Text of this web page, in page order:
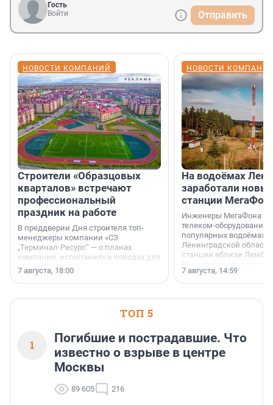
Гость
Войти
Отправить
НОВОСТИ КОМПАНИЙ
Строители «Образцовых
кварталов» встречают
профессиональный
праздник на работе
В преддверии Дня строителя топ-
менеджеры компании «СЗ
„Терминал-Ресурс“ — о планах
компании, испытаниях и поводах для
осторожного оптимизма.
7 августа, 18:00
НОВОСТИ
На водоёмах
заработали
станции
Инженеры МегаФона
телеком-оборудование
популярных водоёмах
Ленинградской
станции вблизи
недалеко от Большого
водопада.
7 августа, 14:59
ТОП 5
1
Погибшие и пострадавшие. Что
известно о взрыве в центре
Москвы
89 605 216